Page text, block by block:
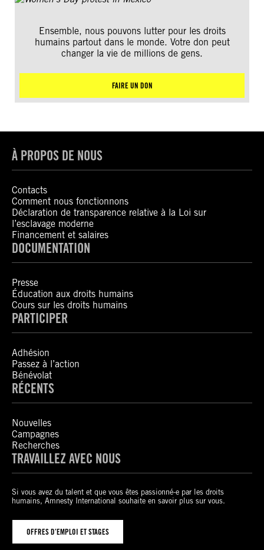
Ensemble, nous pouvons lutter pour les droits
humains partout dans le monde. Votre don peut
changer la vie de millions de gens.
FAIRE UN DON
À PROPOS DE NOUS
Contacts
Comment nous fonctionnons
Déclaration de transparence relative à la Loi sur
l’esclavage moderne
Financement et salaires
DOCUMENTATION
Presse
Éducation aux droits humains
Cours sur les droits humains
PARTICIPER
Adhésion
Passez à l’action
Bénévolat
RÉCENTS
Nouvelles
Campagnes
Recherches
TRAVAILLEZ AVEC NOUS
Si vous avez du talent et que vous êtes passionné-e par les droits
humains, Amnesty International souhaite en savoir plus sur vous.
OFFRES D’EMPLOI ET STAGES